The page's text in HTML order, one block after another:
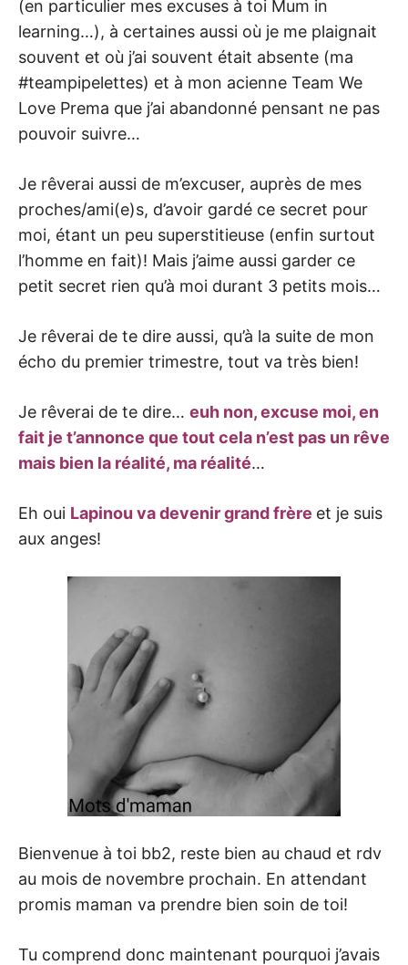
(en particulier mes excuses à toi Mum in
learning…), à certaines aussi où je me plaignait
souvent et où j’ai souvent était absente (ma
#teampipelettes) et à mon acienne Team We
Love Prema que j’ai abandonné pensant ne pas
pouvoir suivre…
Je rêverai aussi de m’excuser, auprès de mes
proches/ami(e)s, d’avoir gardé ce secret pour
moi, étant un peu superstitieuse (enfin surtout
l’homme en fait)! Mais j’aime aussi garder ce
petit secret rien qu’à moi durant 3 petits mois…
Je rêverai de te dire aussi, qu’à la suite de mon
écho du premier trimestre, tout va très bien!
Je rêverai de te dire… euh non, excuse moi, en
fait je t’annonce que tout cela n’est pas un rêve
mais bien la réalité, ma réalité…
Eh oui Lapinou va devenir grand frère et je suis
aux anges!
Bienvenue à toi bb2, reste bien au chaud et rdv
au mois de novembre prochain. En attendant
promis maman va prendre bien soin de toi!
Tu comprend donc maintenant pourquoi j’avais